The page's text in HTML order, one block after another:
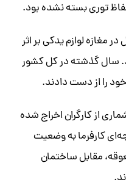
توری بسته نشده بود.
مغازه لوازم یدکی بر اثر
سال گذشته در کل کشور
را از دست دادند.
بهمن ماه) شماری از کارگران اخراج شده
کارفرما به وضعیت
مقابل ساختمان